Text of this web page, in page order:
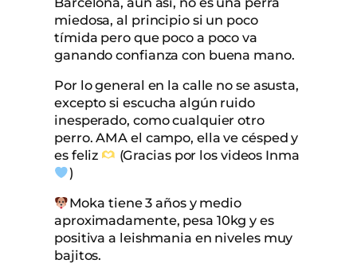
miedosa, al principio si un poco
tímida pero que poco a poco va
ganando confianza con buena mano.
Por lo general en la calle no se asusta,
excepto si escucha algún ruido
inesperado, como cualquier otro
perro. AMA el campo, ella ve césped y
es feliz
(Gracias por los videos Inma
)
Moka tiene 3 años y medio
aproximadamente, pesa 10kg y es
positiva a leishmania en niveles muy
bajitos.